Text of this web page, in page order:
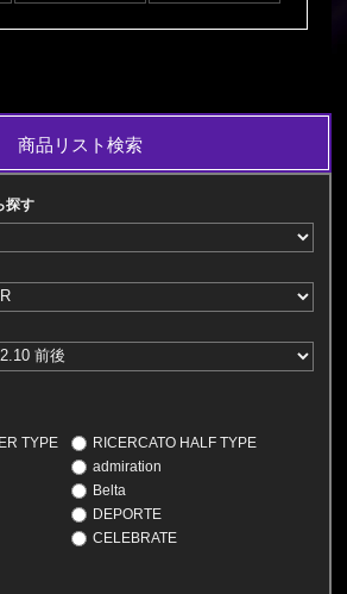
商品リスト検索
探す
TYPE
RICERCATO HALF TYPE
admiration
Belta
DEPORTE
CELEBRATE